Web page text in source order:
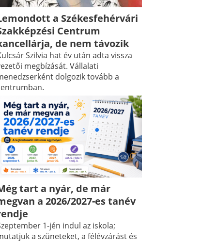
a Székesfehérvári
Centrum
de nem távozik
Szilvia hat év után adta vissza
megbízását. Vállalati
dolgozik tovább a
tart a nyár, de már
a 2026/2027-es tanév
1-jén indul az iskola;
a szüneteket, a félévzárást és